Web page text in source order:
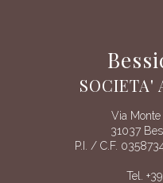
SOCIETA'
Via
31037
P.I. / C.F.
Tel.